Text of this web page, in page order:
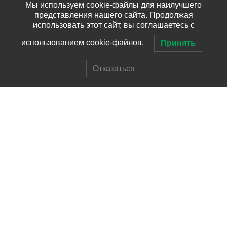
Мы используем cookie-файлы для наилучшего
представления нашего сайта. Продолжая
использовать этот сайт, вы соглашаетесь с
использованием cookie-файлов. Принять
Отказаться